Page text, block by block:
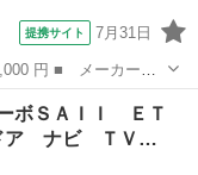
提携サイト 7月31日
ード名： Ｇターボ
ナビ（Ｂｌｕｅｔ
ボＳＡＩＩ ＥＴ
ア ナビ ＴＶ…